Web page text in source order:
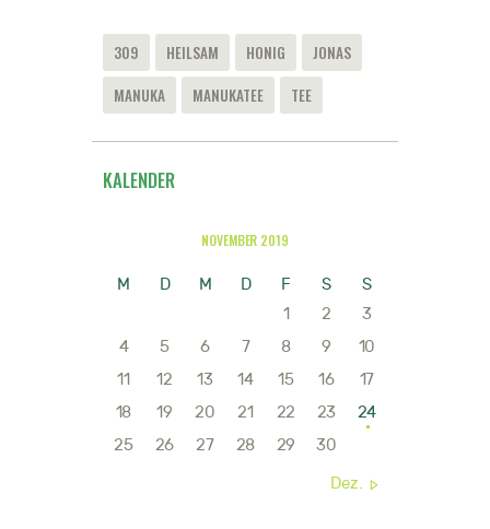
309 HEILSAM HONIG
JONAS
MANUKA
MANUKATEE TEE
KALENDER
NOVEMBER 2019
M D M D F S
S
1
2
3
4
5 6 7 8 9
10
11
12 13 14 15 16
17
18
19 20 21 22 23
24
25
26 27 28 29 30
Dez. »